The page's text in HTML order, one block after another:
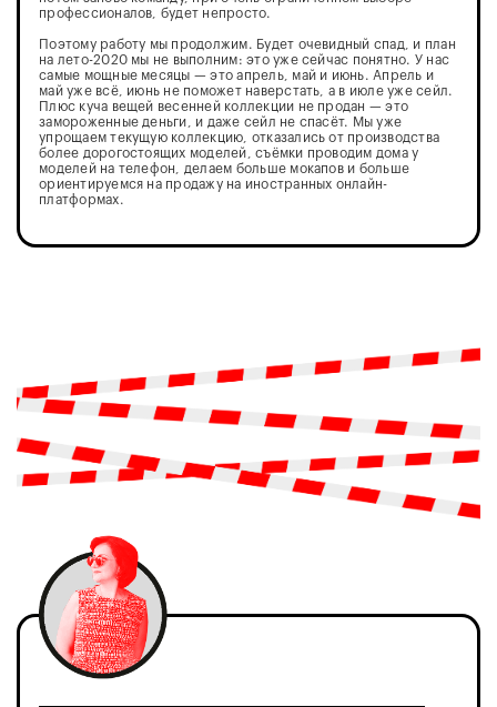
профессионалов, будет непросто.
Поэтому работу мы продолжим. Будет очевидный спад, и план
на лето-2020 мы не выполним: это уже сейчас понятно. У нас
самые мощные месяцы — это апрель, май и июнь. Апрель и
май уже всё, июнь не поможет наверстать, а в июле уже сейл.
Плюс куча вещей весенней коллекции не продан — это
замороженные деньги, и даже сейл не спасёт. Мы уже
упрощаем текущую коллекцию, отказались от производства
более дорогостоящих моделей, съёмки проводим дома у
моделей на телефон, делаем больше мокапов и больше
ориентируемся на продажу на иностранных онлайн-
платформах.